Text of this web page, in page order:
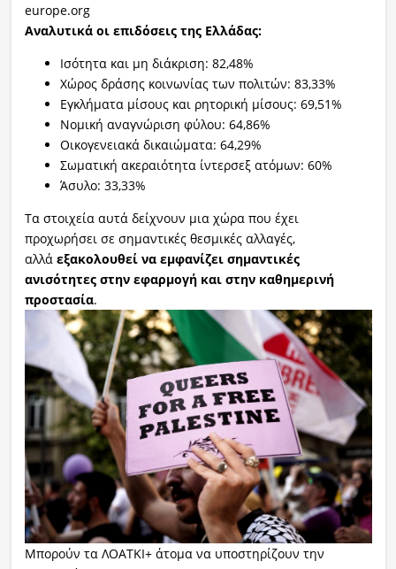
europe.org
Αναλυτικά οι επιδόσεις της Ελλάδας:
Ισότητα και μη διάκριση: 82,48%
Χώρος δράσης κοινωνίας των πολιτών: 83,33%
Εγκλήματα μίσους και ρητορική μίσους: 69,51%
Νομική αναγνώριση φύλου: 64,86%
Οικογενειακά δικαιώματα: 64,29%
Σωματική ακεραιότητα ίντερσεξ ατόμων: 60%
Άσυλο: 33,33%
Τα στοιχεία αυτά δείχνουν μια χώρα που έχει
προχωρήσει σε σημαντικές θεσμικές αλλαγές,
αλλά εξακολουθεί να εμφανίζει σημαντικές
ανισότητες στην εφαρμογή και στην καθημερινή
προστασία.
‌Μπορούν τα ΛΟΑΤΚΙ+ άτομα να υποστηρίζουν την